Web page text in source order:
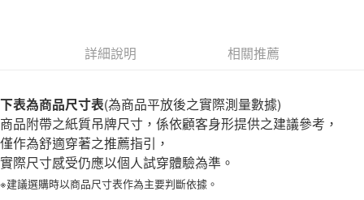
每筆NT$65，滿NT$1,000(含以上)免運費
每筆NT$65，滿NT$1,000(含以上)免運費
宅配
每筆NT$150，滿NT$2,000(含以上)免運費
無印良品門市自取
詳細說明 相關推薦
下表為商品尺寸表(為商品平放後之實際測量數據)
商品附帶之紙質吊牌尺寸，係依顧客身形提供之建議參考，
僅作為舒適穿著之推薦指引，
實際尺寸感受仍應以個人試穿體驗為準。
※建議選購時以商品尺寸表作為主要判斷依據。